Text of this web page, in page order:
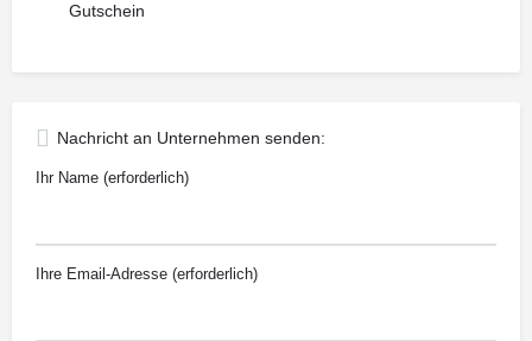
Gutschein
Nachricht an Unternehmen senden:
Ihr Name (erforderlich)
Ihre Email-Adresse (erforderlich)